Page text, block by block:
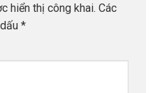
hiển thị công khai. Các
*